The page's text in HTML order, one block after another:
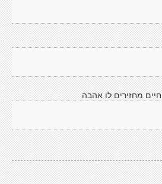
מחזירים לו אהבה